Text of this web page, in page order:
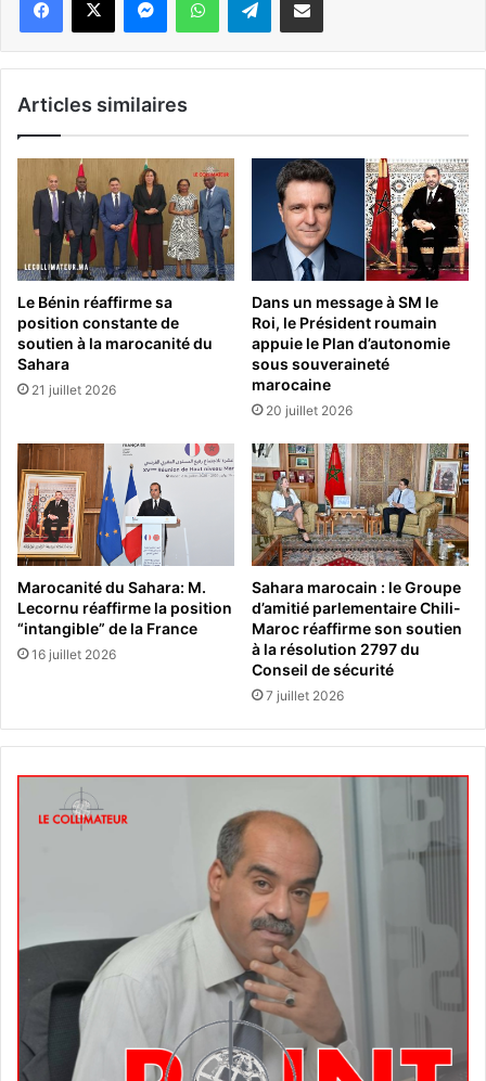
Articles similaires
Le Bénin réaffirme sa
position constante de
soutien à la marocanité du
Sahara
21 juillet 2026
Dans un message à SM le
Roi, le Président roumain
appuie le Plan d’autonomie
sous souveraineté
marocaine
20 juillet 2026
Marocanité du Sahara: M.
Lecornu réaffirme la position
“intangible” de la France
16 juillet 2026
Sahara marocain : le Groupe
d’amitié parlementaire Chili-
Maroc réaffirme son soutien
à la résolution 2797 du
Conseil de sécurité
7 juillet 2026